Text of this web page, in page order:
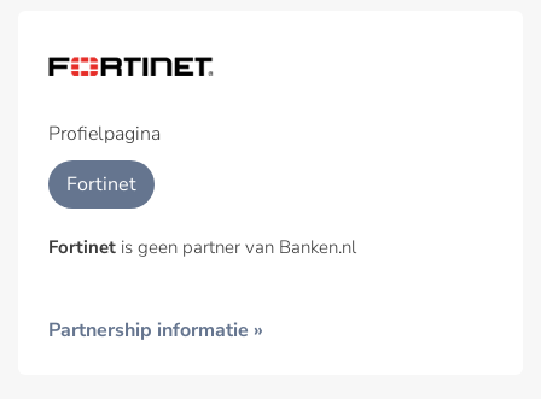
Profielpagina
Fortinet
Fortinet is geen partner van Banken.nl
Partnership informatie »